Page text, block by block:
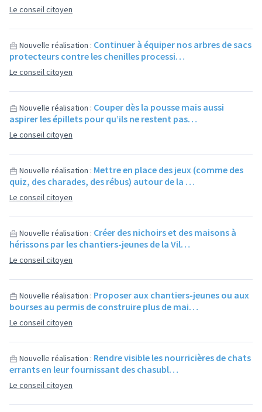
Le conseil citoyen
Nouvelle réalisation : Continuer à équiper nos arbres de sacs
protecteurs contre les chenilles processi…
Le conseil citoyen
Nouvelle réalisation : Couper dès la pousse mais aussi
aspirer les épillets pour qu’ils ne restent pas…
Le conseil citoyen
Nouvelle réalisation : Mettre en place des jeux (comme des
quiz, des charades, des rébus) autour de la …
Le conseil citoyen
Nouvelle réalisation : Créer des nichoirs et des maisons à
hérissons par les chantiers-jeunes de la Vil…
Le conseil citoyen
Nouvelle réalisation : Proposer aux chantiers-jeunes ou aux
bourses au permis de construire plus de mai…
Le conseil citoyen
Nouvelle réalisation : Rendre visible les nourricières de chats
errants en leur fournissant des chasubl…
Le conseil citoyen